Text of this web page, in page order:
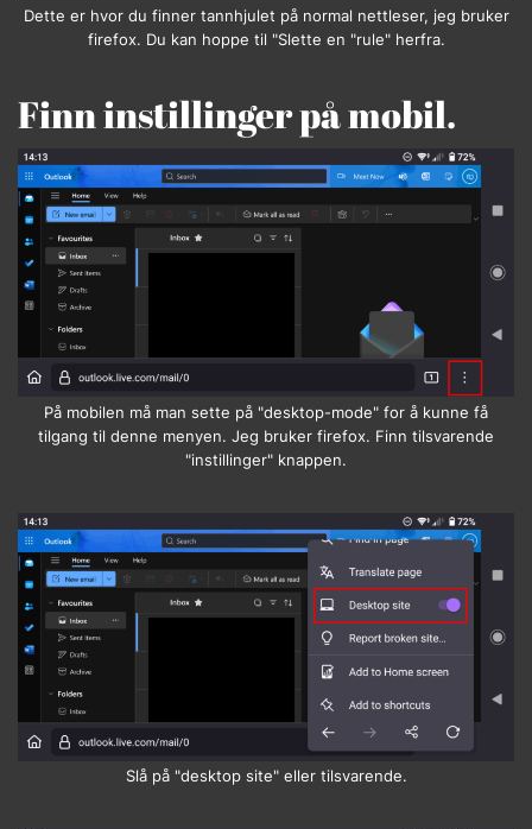
Dette er hvor du finner tannhjulet på normal nettleser, jeg bruker
firefox. Du kan hoppe til "Slette en "rule" herfra.
Finn instillinger på mobil.
På mobilen må man sette på "desktop-mode" for å kunne få
tilgang til denne menyen. Jeg bruker firefox. Finn tilsvarende
"instillinger" knappen.
Slå på "desktop site" eller tilsvarende.